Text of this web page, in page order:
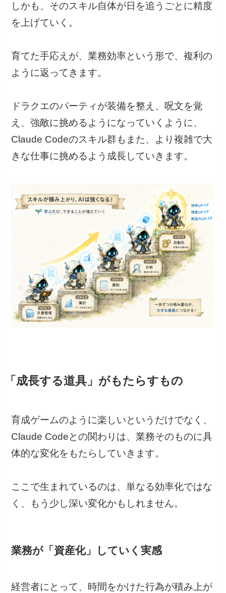
しかも、そのスキル自体が日を追うごとに精度
を上げていく。
育てた手応えが、業務効率という形で、複利の
ように返ってきます。
ドラクエのパーティが装備を整え、呪文を覚
え、強敵に挑めるようになっていくように、
Claude Codeのスキル群もまた、より複雑で大
きな仕事に挑めるよう成長していきます。
「成長する道具」がもたらすもの
育成ゲームのように楽しいというだけでなく、
Claude Codeとの関わりは、業務そのものに具
体的な変化をもたらしていきます。
ここで生まれているのは、単なる効率化ではな
く、もう少し深い変化かもしれません。
業務が「資産化」していく実感
経営者にとって、時間をかけた行為が積み上が